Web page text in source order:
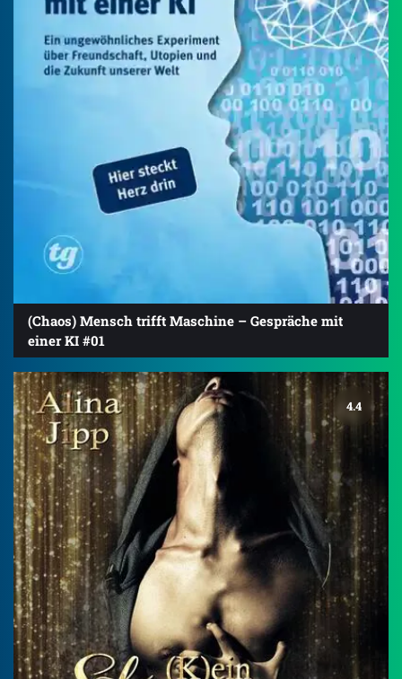
(Chaos) Mensch trifft Maschine – Gespräche mit
einer KI #01
4.4